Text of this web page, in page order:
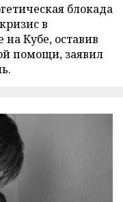
блокада
в
Кубе, оставив
помощи, заявил